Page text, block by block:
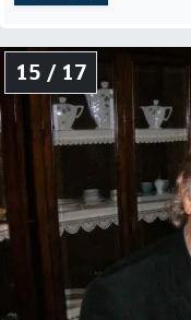
15 / 17